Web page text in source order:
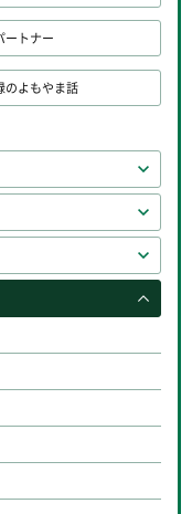
ートナー
のよもやま話